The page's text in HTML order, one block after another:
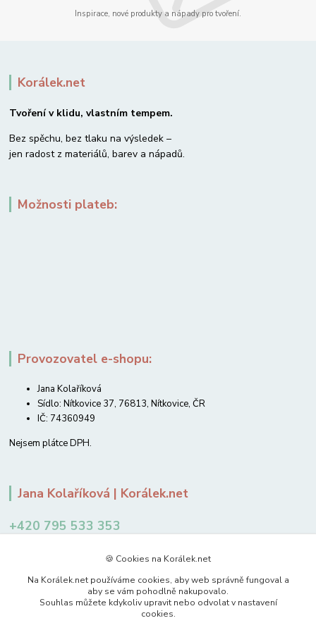
Inspirace, nové produkty a nápady pro tvoření.
Korálek.net
Tvoření v klidu, vlastním tempem.
Bez spěchu, bez tlaku na výsledek –
jen radost z materiálů, barev a nápadů.
Možnosti plateb:
Provozovatel e-shopu:
Jana Kolaříková
Sídlo: Nítkovice 37, 76813, Nítkovice, ČR
IČ: 74360949
Nejsem plátce DPH.
Jana Kolaříková | Korálek.net
+420 795 533 353
jkolarikova@koralek.net
🍪 Cookies na Korálek.net
Na Korálek.net používáme cookies, aby web správně fungoval a
aby se vám pohodlně nakupovalo.
Souhlas můžete kdykoliv upravit nebo odvolat v nastavení
cookies.